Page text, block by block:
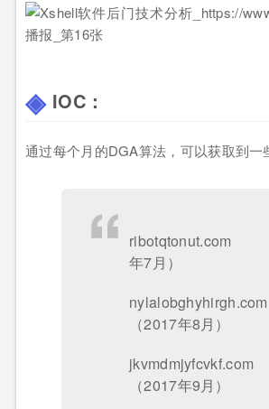
IOC：
通过每个月的DGA算法，可以获取到一
ribotqtonut.com
年7月）
（2017年8月）
（2017年9月）